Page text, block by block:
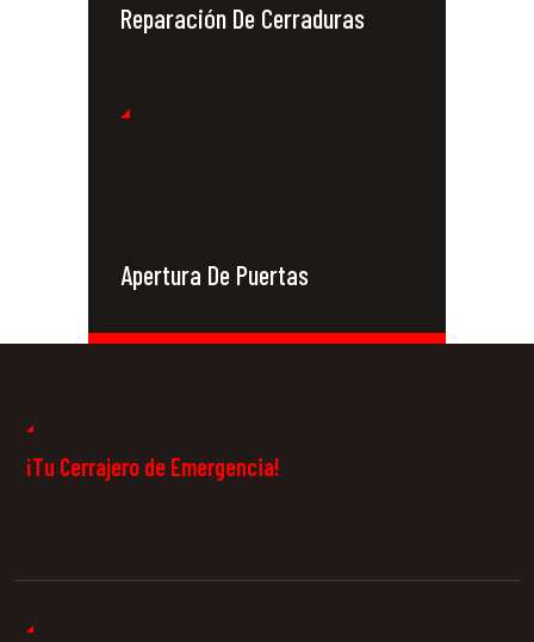
Reparación De Cerraduras
Apertura De Puertas
¡Tu Cerrajero de Emergencia!